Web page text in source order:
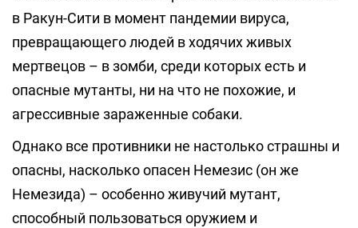
в Ракун-Сити в момент пандемии вируса,
превращающего людей в ходячих живых
мертвецов – в зомби, среди которых есть и
опасные мутанты, ни на что не похожие, и
агрессивные зараженные собаки.
Однако все противники не настолько страшны и
опасны, насколько опасен Немезис (он же
Немезида) – особенно живучий мутант,
способный пользоваться оружием и